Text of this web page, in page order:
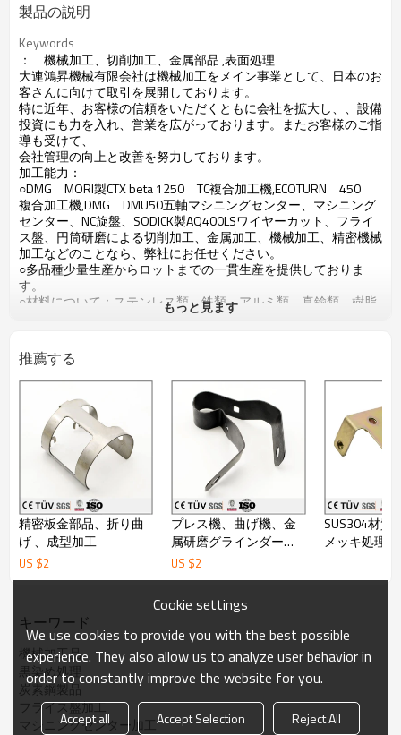
製品の説明
Keywords
： 機械加工、切削加工、金属部品 ,表面処理
大連鴻昇機械有限会社は機械加工をメイン事業として、日本のお
客さんに向けて取引を展開しております。
特に近年、お客様の信頼をいただくともに会社を拡大し、 、設備
投資にも力を入れ、 営業を広がっております。またお客様のご指
導も受けて、
会社管理の向上と改善を努力 しております。
加工能力：
○DMG MORI製CTX beta 1250 TC複合加工機,ECOTURN
450
複合加工機,DMG DMU50五軸マシニングセンター、 マシニング
センター、 NC旋盤、 SODICK製AQ400LSワイヤーカット、フライ
ス盤、円筒研磨による切削加工、金属加工、機械加工、精密機械
加工などのことなら、弊社にお任せください。
○多品種少量生産からロットまでの一貫生産を提供しておりま
す。
○材料について：ステンレス類、鉄類、アルミ類、真鍮類、樹脂
いろんな材質が全部対応出来ます。
半導体機械部品、金型部品、工作機械部品、
産業機械部品、電子音響の精密装置部品、各種設備部品など
いろんな業界に及んでおります
処理対応：
アルマイト、黒染め、ニッケルメッキ、亜鉛めっき、クロムメッ
キ、タフトライド、
高周波、焼入れ、焼き戻し、焼鈍し、サンドブラスト、など対応
出来ます。
検査能力：
○検査にも、日本製のミツトヨ三次元測定機、工具顕微鏡、ハイ
トゲージ、高さゲージ、
00級大理石定番、栓ゲージ、ネジゲージなど普通の検査道具を
揃っております。
部品が全数検査を行っております。
○日本語と英語にも対応できます。
○弊社は輸出ライセンスを持っております。
OEM:可
○最小ロット数:1 pcs納期 :発注後15日間(1pcs 発注時)
○引渡し条件:FOB dalian、CIF
○支払い条件:T/T
○決済可能な通貨:日本円、米ドル
○生産地:中国大陸 遼寧省
もっと見ます
推薦する
精密板金部品、折り曲
げ 、成型加工
US $2
プレス機、曲げ機、金
属研磨グラインダー板
金部品加工。
US $2
SUS304材質
メッキ処理
キーワード
機械加工品
黒染め処理
炭素鋼製品
フライス盤加工
マシニングセンター加工
Cookie settings
We use cookies to provide you with the best possible
experience. They also allow us to analyze user behavior in
order to constantly improve the website for you.
Accept all Accept Selection Reject All